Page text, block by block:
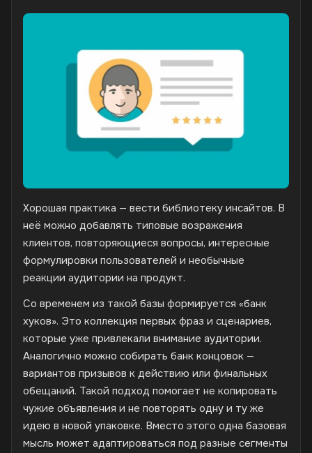
Хорошая практика — вести библиотеку инсайтов. В
неё можно добавлять типовые возражения
клиентов, повторяющиеся вопросы, интересные
формулировки пользователей и необычные
реакции аудитории на продукт.
Со временем из такой базы формируется «банк
хуков». Это коллекция первых фраз и сценариев,
которые уже привлекали внимание аудитории.
Аналогично можно собирать банк концовок —
вариантов призывов к действию или финальных
обещаний. Такой подход помогает не копировать
чужие объявления и не повторять одну и ту же
идею в новой упаковке. Вместо этого одна базовая
мысль может адаптироваться под разные сегменты